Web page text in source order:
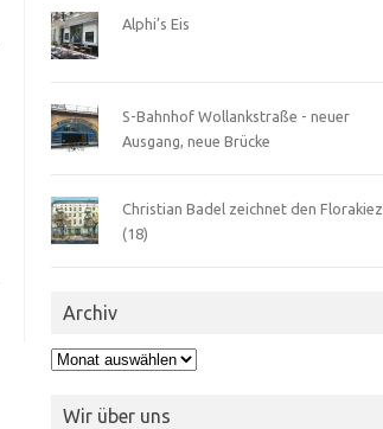
Alphi’s Eis
S-Bahnhof Wollankstraße - neuer
Ausgang, neue Brücke
Christian Badel zeichnet den Florakiez
(18)
Archiv
Archiv
Wir über uns